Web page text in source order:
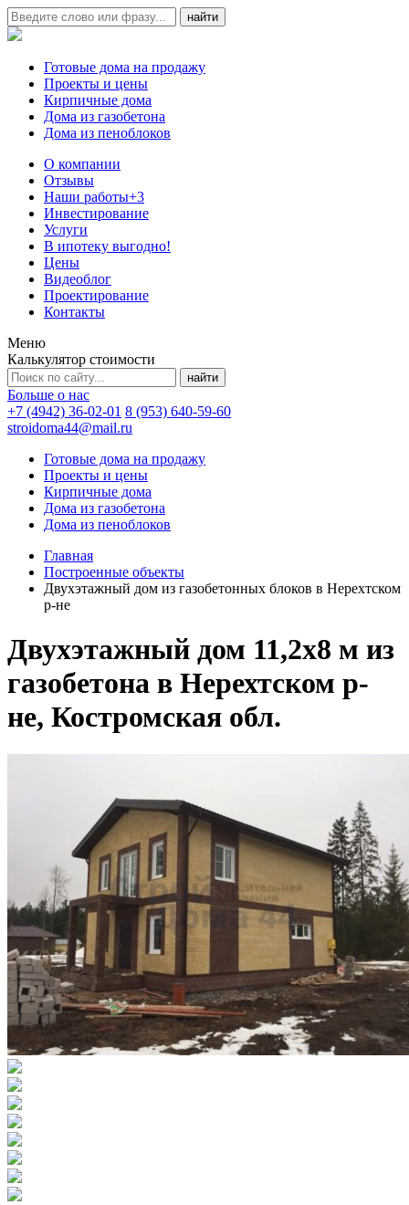
Готовые дома на продажу
Проекты и цены
Кирпичные дома
Дома из газобетона
Дома из пеноблоков
О компании
Отзывы
Наши работы+3
Инвестирование
Услуги
В ипотеку выгодно!
Цены
Видеоблог
Проектирование
Контакты
Меню
Калькулятор стоимости
Больше о нас
+7 (4942) 36-02-01 8 (953) 640-59-60
stroidoma44@mail.ru
Готовые дома на продажу
Проекты и цены
Кирпичные дома
Дома из газобетона
Дома из пеноблоков
Главная
Построенные объекты
Двухэтажный дом из газобетонных блоков в Нерехтском
р-не
Двухэтажный дом 11,2х8 м из
газобетона в Нерехтском р-
не, Костромская обл.